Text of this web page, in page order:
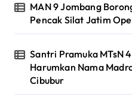
MAN 9 Jombang
Pencak Silat Jatim
Santri Pramuka MTsN
Harumkan Nama
Cibubur